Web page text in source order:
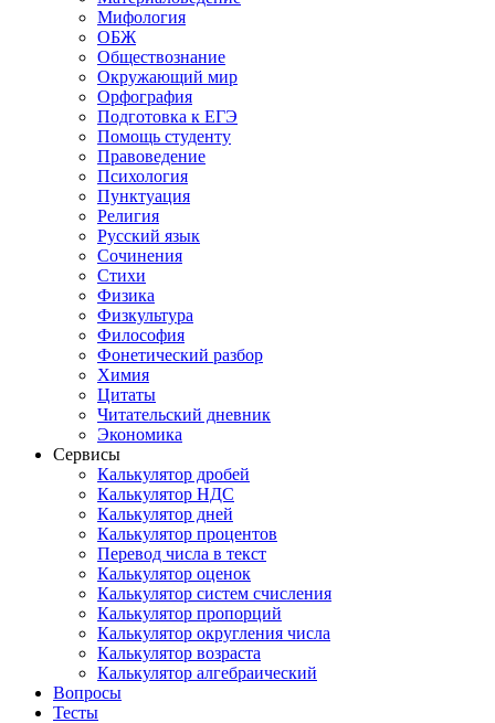
Мифология
ОБЖ
Обществознание
Окружающий мир
Орфография
Подготовка к ЕГЭ
Помощь студенту
Правоведение
Психология
Пунктуация
Религия
Русский язык
Сочинения
Стихи
Физика
Физкультура
Философия
Фонетический разбор
Химия
Цитаты
Читательский дневник
Экономика
Сервисы
Калькулятор дробей
Калькулятор НДС
Калькулятор дней
Калькулятор процентов
Перевод числа в текст
Калькулятор оценок
Калькулятор систем счисления
Калькулятор пропорций
Калькулятор округления числа
Калькулятор возраста
Калькулятор алгебраический
Вопросы
Тесты